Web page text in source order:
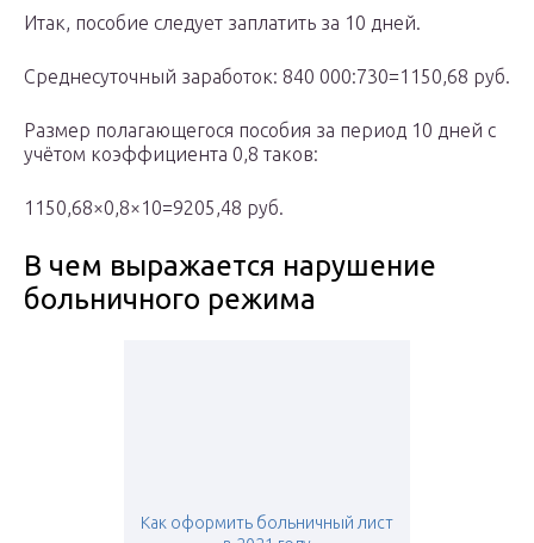
Итак, пособие следует заплатить за 10 дней.
Среднесуточный заработок: 840 000:730=1150,68 руб.
Размер полагающегося пособия за период 10 дней с
учётом коэффициента 0,8 таков:
1150,68×0,8×10=9205,48 руб.
В чем выражается нарушение
больничного режима
Как оформить больничный лист